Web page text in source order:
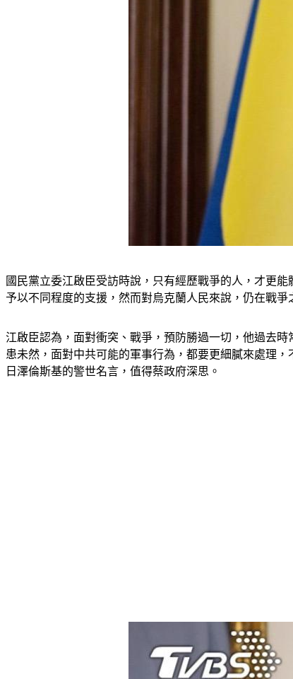
國民黨立委江啟臣受訪時說，只有經歷戰爭的人，才更
予以不同程度的支援，然而對烏克蘭人民來說，仍在戰爭
江啟臣認為，面對衝突、戰爭，預防勝過一切，他過去
患未然，面對中共可能的軍事行為，都要更細膩來處理
日澤倫斯基的警世名言，值得蔡政府深思。